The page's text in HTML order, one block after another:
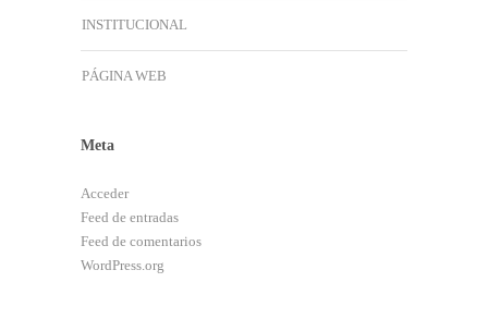
INSTITUCIONAL
PÁGINA WEB
Meta
Acceder
Feed de entradas
Feed de comentarios
WordPress.org